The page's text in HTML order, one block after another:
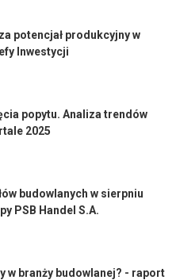
potencjał produkcyjny w
Inwestycji
popytu. Analiza trendów
2025
budowlanych w sierpniu
PSB Handel S.A.
w branży budowlanej? - raport